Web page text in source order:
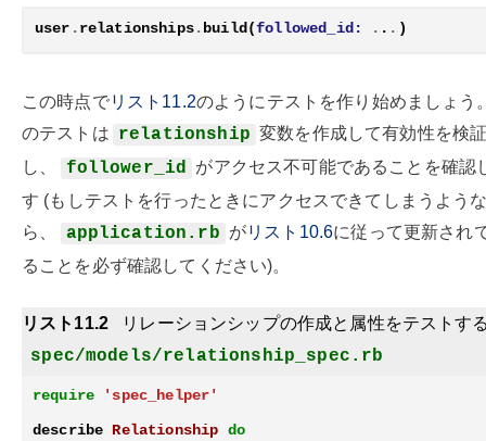
user .relationships. build (followed_id: . . . )
この時点でリスト11.2のようにテストを作り始めましょう
のテストは relationship 変数を作成して有効性を検
し、
follower_id がアクセス不可能であることを確認
す (もしテストを行ったときにアクセスできてしまうよう
ら、
application.rb がリスト10.6に従って更新され
ることを必ず確認してください)。
リスト11.2 リレーションシップの作成と属性をテストす
spec/models/relationship_spec.rb
require
'spec_helper'
describe Relationship do